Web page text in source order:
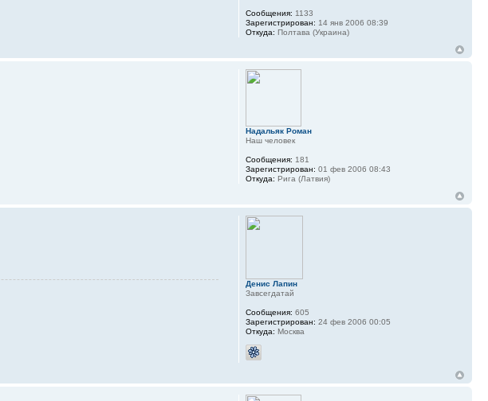
Сообщения: 1133
Зарегистрирован: 14 янв 2006 08:39
Откуда: Полтава (Украина)
Надальяк Роман
Наш человек
Сообщения: 181
Зарегистрирован: 01 фев 2006 08:43
Откуда: Рига (Латвия)
Денис Лапин
Завсегдатай
Сообщения: 605
Зарегистрирован: 24 фев 2006 00:05
Откуда: Москва